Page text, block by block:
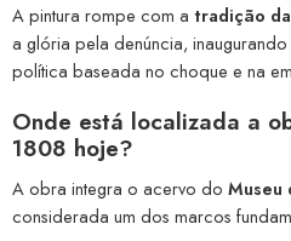
A pintura rompe com a tradição
a glória pela denúncia,
política baseada no choque e na
Onde está localizada a
1808 hoje?
A obra integra o acervo do Museu
considerada um dos marcos